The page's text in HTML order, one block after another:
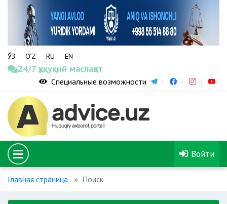
ЎЗ O‘Z RU EN
24/7 ҳуқуқий маслаҳат
Специальные возможности
Войти
Главная страница Поиск